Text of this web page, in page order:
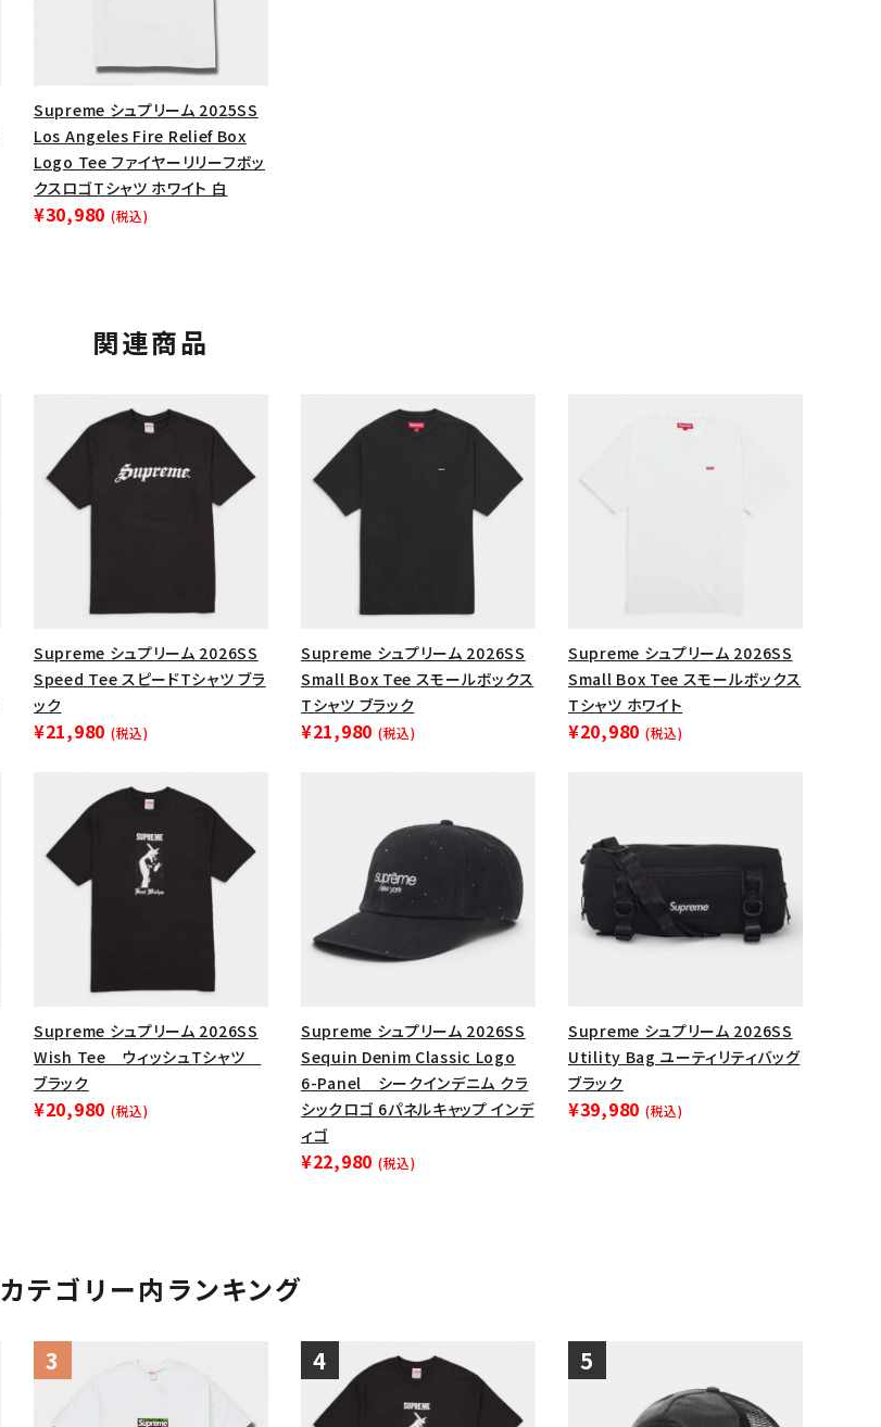
在庫のない商品を表示する
絞り込んで検索する
Supreme シュプリーム 2025SS
Los Angeles Fire Relief Box
Logo Tee ファイヤーリリーフボッ
クスロゴTシャツ ホワイト 白
¥30,980 (税込)
関連商品
Supreme シュプリーム 2026SS
Speed Tee スピードTシャツ ブラ
ック
¥21,980 (税込)
Supreme シュプリーム 2026SS
Small Box Tee スモールボックス
Tシャツ ブラック
¥21,980 (税込)
Supreme シュプリーム 2026SS
Small Box Tee スモールボックス
Tシャツ ホワイト
¥20,980 (税込)
Supreme シュプリーム 2026SS
Wish Tee ウィッシュTシャツ
ブラック
¥20,980 (税込)
Supreme シュプリーム 2026SS
Sequin Denim Classic Logo
6-Panel シークインデニム クラ
シックロゴ 6パネルキャップ インデ
ィゴ
¥22,980 (税込)
Supreme シュプリーム 2026SS
Utility Bag ユーティリティバッグ
ブラック
¥39,980 (税込)
カテゴリー内ランキング